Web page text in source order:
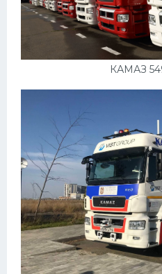
КАМАЗ